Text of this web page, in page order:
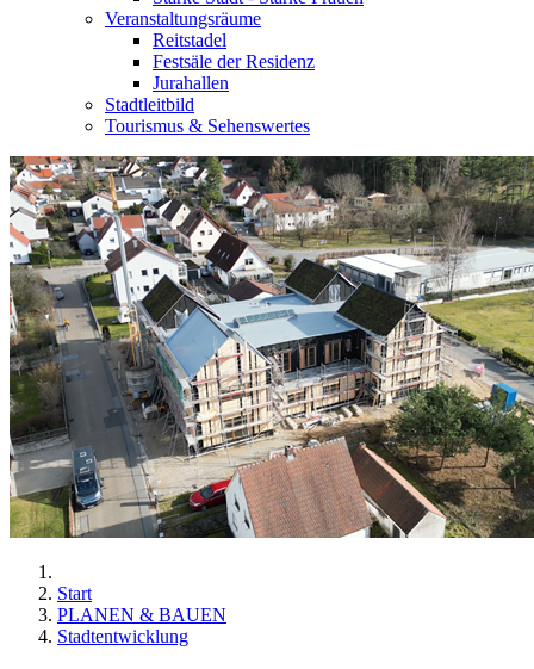
Veranstaltungsräume
Reitstadel
Festsäle der Residenz
Jurahallen
Stadtleitbild
Tourismus & Sehenswertes
Start
PLANEN & BAUEN
Stadtentwicklung